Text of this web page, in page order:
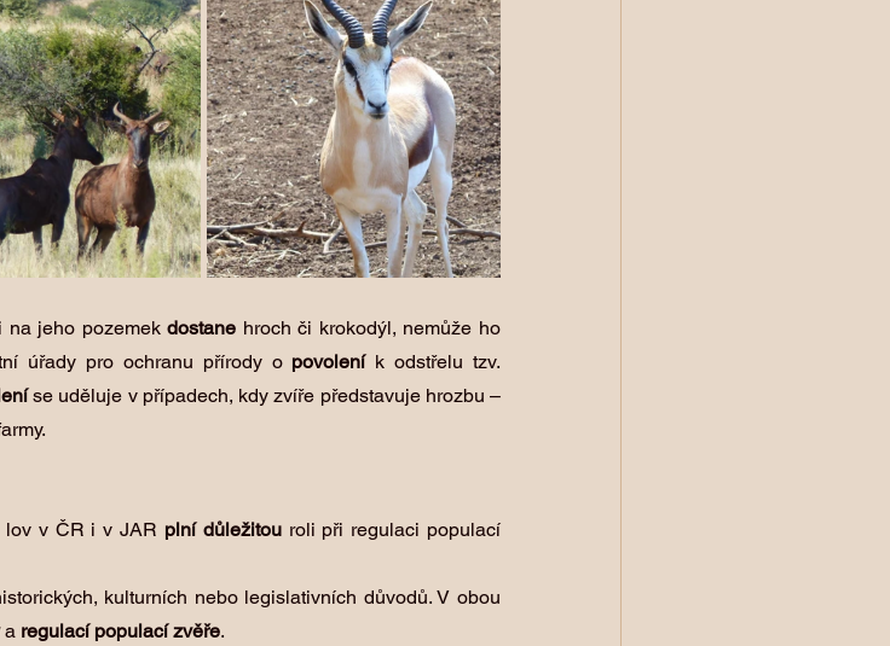
na jeho pozemek dostane hroch či krokodýl, nemůže ho
úřady pro ochranu přírody o povolení k odstřelu tzv.
se uděluje v případech, kdy zvíře představuje hrozbu –
lov v ČR i v JAR plní důležitou roli při regulaci populací
kulturních nebo legislativních důvodů. V obou
a regulací populací zvěře.